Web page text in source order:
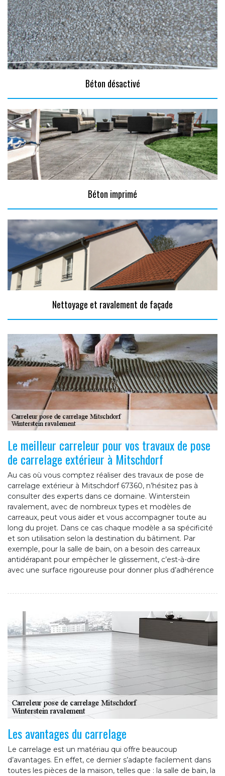
Béton désactivé
Béton imprimé
Nettoyage et ravalement de façade
Le meilleur carreleur pour vos travaux de pose
de carrelage extérieur à Mitschdorf
Au cas où vous comptez réaliser des travaux de pose de
carrelage extérieur à Mitschdorf 67360, n’hésitez pas à
consulter des experts dans ce domaine. Winterstein
ravalement, avec de nombreux types et modèles de
carreaux, peut vous aider et vous accompagner toute au
long du projet. Dans ce cas chaque modèle a sa spécificité
et son utilisation selon la destination du bâtiment. Par
exemple, pour la salle de bain, on a besoin des carreaux
antidérapant pour empêcher le glissement, c’est-à-dire
avec une surface rigoureuse pour donner plus d’adhérence
Les avantages du carrelage
Le carrelage est un matériau qui offre beaucoup
d’avantages. En effet, ce dernier s’adapte facilement dans
toutes les pièces de la maison, telles que : la salle de bain, la